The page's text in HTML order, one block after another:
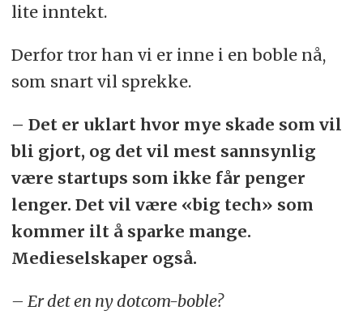
lite inntekt.
Derfor tror han vi er inne i en boble nå,
som snart vil sprekke.
– Det er uklart hvor mye skade som vil
bli gjort, og det vil mest sannsynlig
være startups som ikke får penger
lenger. Det vil være «big tech» som
kommer ilt å sparke mange.
Medieselskaper også.
– Er det en ny dotcom-boble?